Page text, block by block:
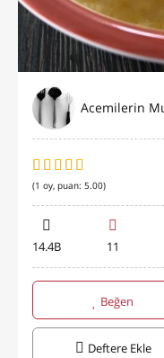
Acemilerin
(1 oy, puan: 5.00)
14.4B 11
Beğen
Deftere Ekle